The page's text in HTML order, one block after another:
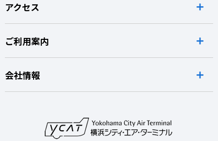
アクセス
ご利用案内
会社情報